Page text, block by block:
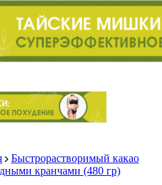
Быстрорастворимый какао
кранчами (480 гр)